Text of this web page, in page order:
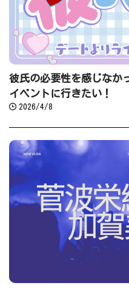
彼氏の必要性を感じなか
イベントに行きたい！
2026/4/8